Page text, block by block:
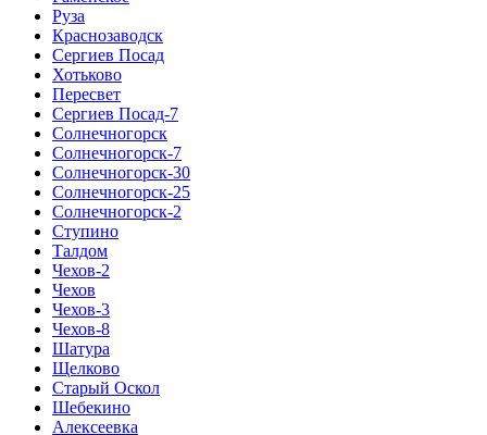
Руза
Краснозаводск
Сергиев Посад
Хотьково
Пересвет
Сергиев Посад-7
Солнечногорск
Солнечногорск-7
Солнечногорск-30
Солнечногорск-25
Солнечногорск-2
Ступино
Талдом
Чехов-2
Чехов
Чехов-3
Чехов-8
Шатура
Щелково
Старый Оскол
Шебекино
Алексеевка